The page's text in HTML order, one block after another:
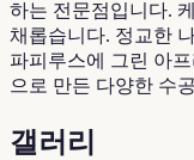
하는 전문점입니다.
채롭습니다. 정교한
파피루스에 그린 아
으로 만든 다양한 수
갤러리